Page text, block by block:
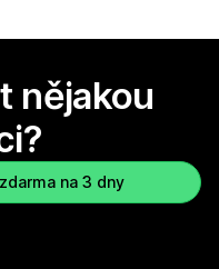
nějakou
na 3 dny